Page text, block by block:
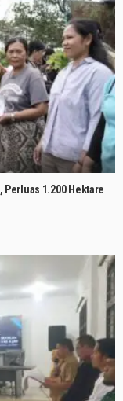
Perluas 1.200 Hektare